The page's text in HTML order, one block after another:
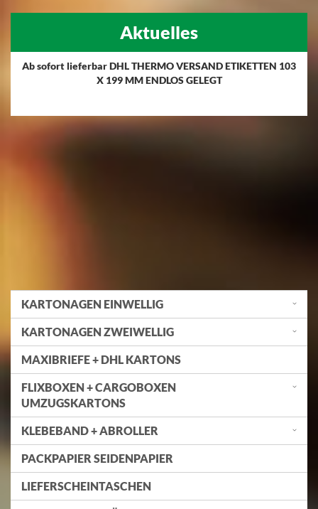
Aktuelles
Ab sofort lieferbar DHL THERMO VERSAND ETIKETTEN 103
X 199 MM ENDLOS GELEGT
KARTONAGEN EINWELLIG
KARTONAGEN ZWEIWELLIG
MAXIBRIEFE + DHL KARTONS
FLIXBOXEN + CARGOBOXEN
UMZUGSKARTONS
KLEBEBAND + ABROLLER
PACKPAPIER SEIDENPAPIER
LIEFERSCHEINTASCHEN